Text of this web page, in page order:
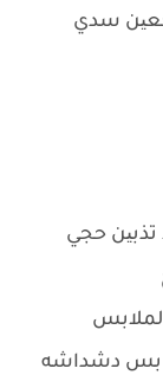
سدي
تذبین حجي
لا بس دشداشه